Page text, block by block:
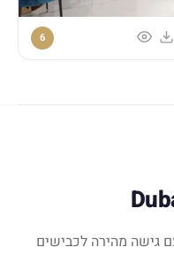
6
גישה מהירה לכבישים